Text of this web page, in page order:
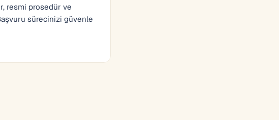
resmi prosedür ve
sürecinizi güvenle